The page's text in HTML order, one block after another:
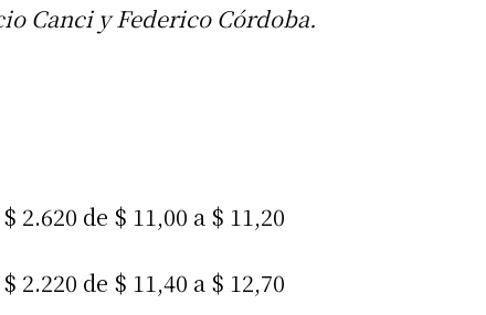
Canci y Federico Córdoba.
2.620 de $ 11,00 a $ 11,20
2.220 de $ 11,40 a $ 12,70